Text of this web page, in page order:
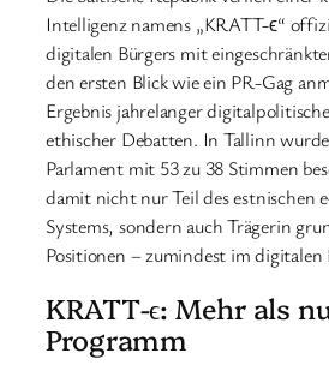
Intelligenz namens „KRATT-ϵ“
digitalen Bürgers mit
den ersten Blick wie ein PR-Gag
Ergebnis jahrelanger
ethischer Debatten. In Tallinn
Parlament mit 53 zu 38 Stimmen
damit nicht nur Teil des estnischen
Systems, sondern auch Trägerin
Positionen – zumindest im digitalen
KRATT-ϵ: Mehr als
Programm